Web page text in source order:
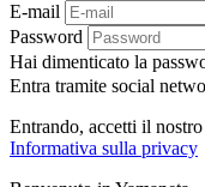
E-mail
Password
Hai dimenticato la
Entra tramite social
Entrando, accetti il ​​nostro
Informativa sulla privacy